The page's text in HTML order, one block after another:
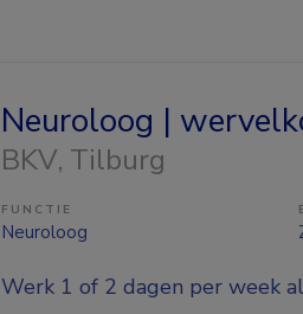
Neuroloog |
BKV, Tilburg
FUNCTIE
Neuroloog
Werk 1 of 2 dagen per week